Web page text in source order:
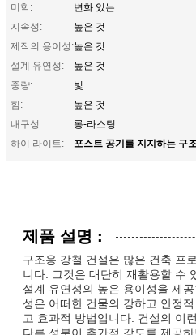
미학:
변화 있는
지속성:
높은 것
제작의 용이성:높은 것
설계 유연성:
높은 것
중량:
빛
힘:
높은 것
내구성:
롱-라스팅
하이 라이트:
포스트 공기를 지지하는 구
제품 설명 :
구조용 강철 건설은 많은 건축 프
니다. 그것은 대단히 재활용할 수
설계 유연성의 높은 용이성을 제
성은 어떠한 건물의 강하고 안정
고 효과적 방법입니다. 건설의 이